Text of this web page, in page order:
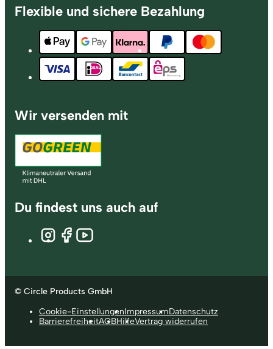
Flexible und sichere Bezahlung
Wir versenden mit
Du findest uns auch auf
© Circle Products GmbH
Cookie-EinstellungenImpressumDatenschutz
BarrierefreiheitAGBHilfeVertrag widerrufen